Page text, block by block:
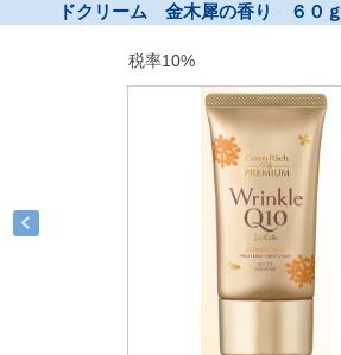
ドクリーム 金木犀の香り ６０ｇ
税率10%